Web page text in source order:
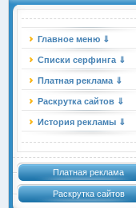
Главное меню ⇓
Списки серфинга ⇓
Платная реклама ⇓
Раскрутка сайтов ⇓
История рекламы ⇓
Платная реклама
Раскрутка сайтов